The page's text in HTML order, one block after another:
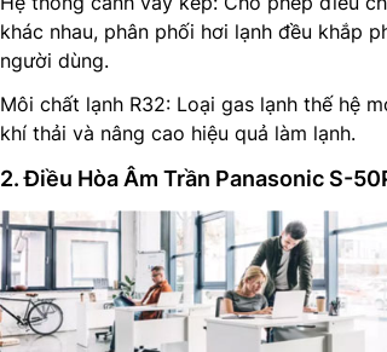
khác nhau, phân phối hơi lạnh đều khắp
người dùng.
Môi chất lạnh R32: Loại gas lạnh thế hệ
khí thải và nâng cao hiệu quả làm lạnh.
2. Điều Hòa Âm Trần Panasonic S-